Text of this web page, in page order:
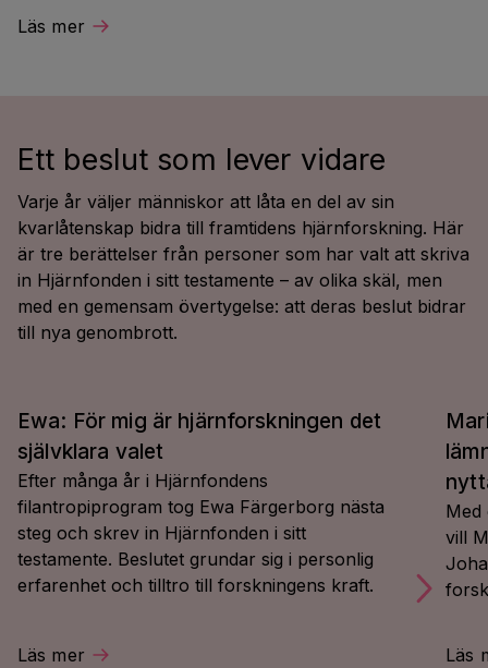
Läs mer
Ett beslut som lever vidare
Varje år väljer människor att låta en del av sin
kvarlåtenskap bidra till framtidens hjärnforskning. Här
är tre berättelser från personer som har valt att skriva
in Hjärnfonden i sitt testamente – av olika skäl, men
med en gemensam övertygelse: att deras beslut bidrar
till nya genombrott.
Ewa: För mig är hjärnforskningen det
självklara valet
Efter många år i Hjärnfondens
filantropiprogram tog Ewa Färgerborg nästa
steg och skrev in Hjärnfonden i sitt
testamente. Beslutet grundar sig i personlig
erfarenhet och tilltro till forskningens kraft.
Läs mer
Med
vill
Läs